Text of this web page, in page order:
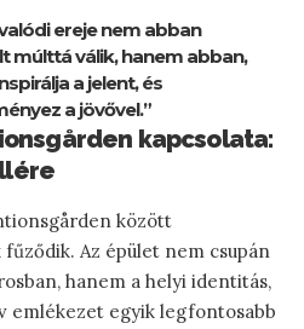
ereje nem abban
múlttá válik, hanem abban,
a jelent, és
a jövővel.”
kapcsolata:
között
Az épület nem csupán
hanem a helyi identitás,
emlékezet egyik legfontosabb